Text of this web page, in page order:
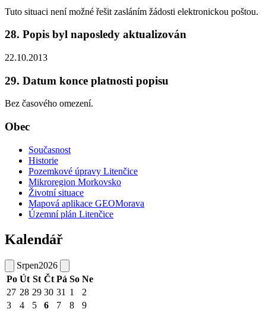
Tuto situaci není možné řešit zasláním žádosti elektronickou poštou.
28. Popis byl naposledy aktualizován
22.10.2013
29. Datum konce platnosti popisu
Bez časového omezení.
Obec
Současnost
Historie
Pozemkové úpravy Litenčice
Mikroregion Morkovsko
Životní situace
Mapová aplikace GEOMorava
Územní plán Litenčice
Kalendář
Srpen2026
Po Út St Čt Pá So Ne
27 28 29 30 31 1
2
3
4 5 6 7 8
9